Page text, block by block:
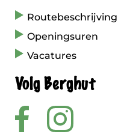
Routebeschrijving
Openingsuren
Vacatures
Volg Berghut